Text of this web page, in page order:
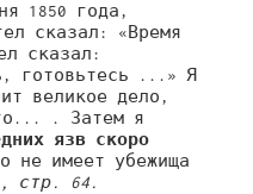
1850 года,
сказал: «Время
сказал:
готовьтесь ...» Я
великое дело,
. Затем я
язв скоро
не имеет убежища
стр. 64.